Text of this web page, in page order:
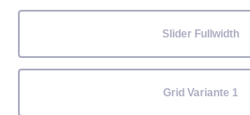
Slider Fullwidth
Grid Variante 1